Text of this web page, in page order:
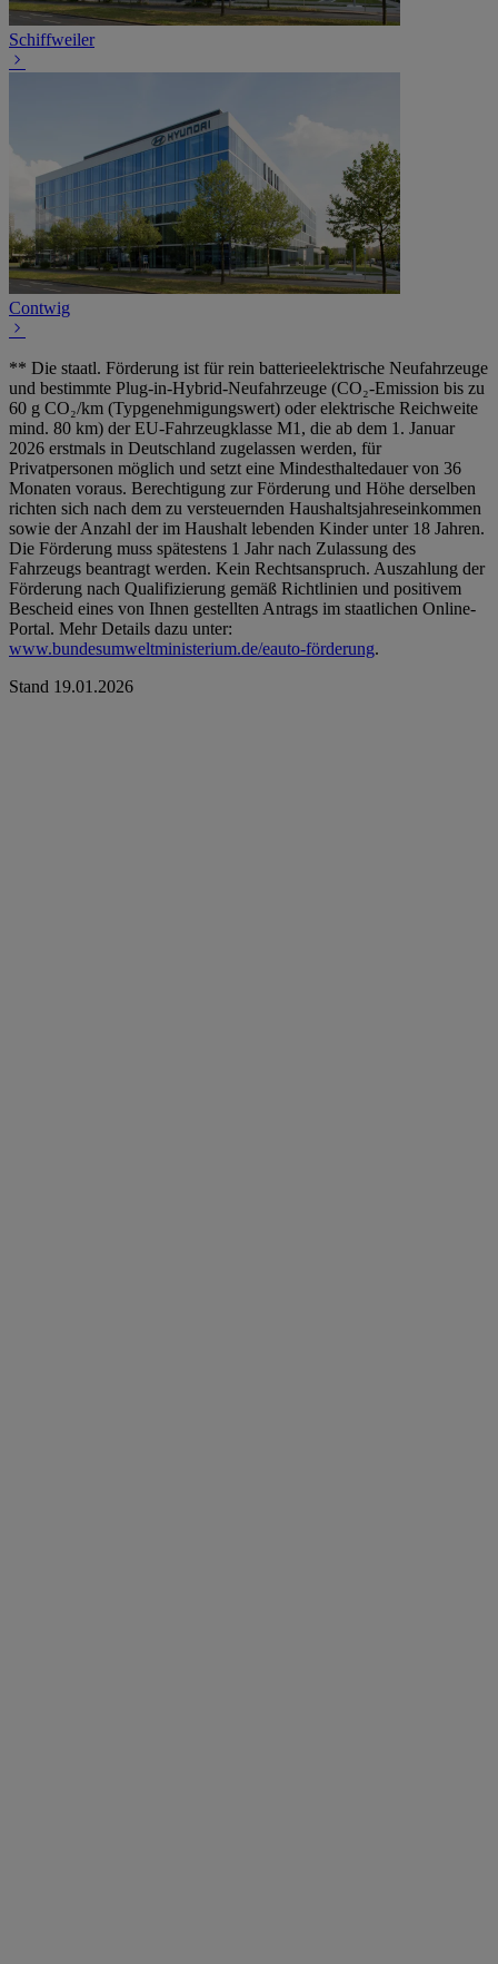
Schiffweiler
Contwig
** Die staatl. Förderung ist für rein batterieelektrische Neufahrzeuge
und bestimmte Plug-in-Hybrid-Neufahrzeuge (CO₂-Emission bis zu
60 g CO₂/km (Typgenehmigungswert) oder elektrische Reichweite
mind. 80 km) der EU-Fahrzeugklasse M1, die ab dem 1. Januar
2026 erstmals in Deutschland zugelassen werden, für
Privatpersonen möglich und setzt eine Mindesthaltedauer von 36
Monaten voraus. Berechtigung zur Förderung und Höhe derselben
richten sich nach dem zu versteuernden Haushaltsjahreseinkommen
sowie der Anzahl der im Haushalt lebenden Kinder unter 18 Jahren.
Die Förderung muss spätestens 1 Jahr nach Zulassung des
Fahrzeugs beantragt werden. Kein Rechtsanspruch. Auszahlung der
Förderung nach Qualifizierung gemäß Richtlinien und positivem
Bescheid eines von Ihnen gestellten Antrags im staatlichen Online-
Portal. Mehr Details dazu unter:
www.bundesumweltministerium.de/eauto-förderung.
Stand 19.01.2026